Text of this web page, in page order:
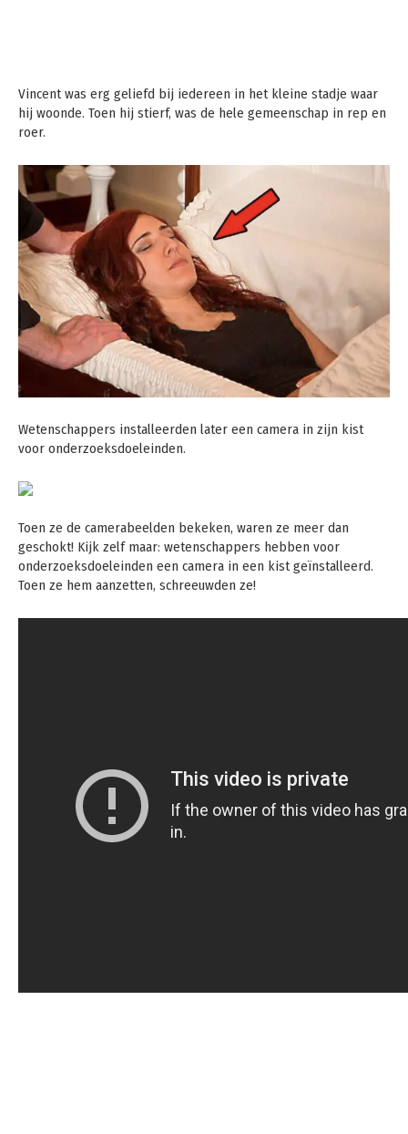
Vincent was erg geliefd bij iedereen in het kleine stadje waar
hij woonde. Toen hij stierf, was de hele gemeenschap in rep en
roer.
Wetenschappers installeerden later een camera in zijn kist
voor onderzoeksdoeleinden.
Toen ze de camerabeelden bekeken, waren ze meer dan
geschokt! Kijk zelf maar: wetenschappers hebben voor
onderzoeksdoeleinden een camera in een kist geïnstalleerd.
Toen ze hem aanzetten, schreeuwden ze!